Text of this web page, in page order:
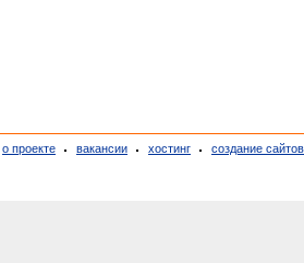
о проекте вакансии хостинг создание сайтов